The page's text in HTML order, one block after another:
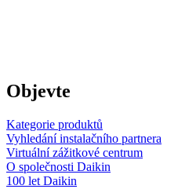
Objevte
Kategorie produktů
Vyhledání instalačního partnera
Virtuální zážitkové centrum
O společnosti Daikin
100 let Daikin